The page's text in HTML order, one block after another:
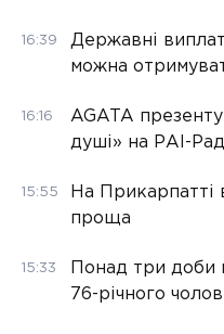
16:39
Державні
можна
16:16
AGATA
душі» на РАІ-
15:55
На Прикарпатті
проща
15:33
Понад три доби
76-річного